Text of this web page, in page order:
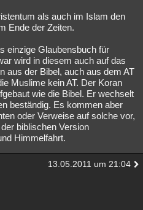
als auch im Islam den
Ende der Zeiten.
einzige Glaubensbuch für
wird in diesem auch auf das
aus der Bibel, auch aus dem AT
Muslime kein AT. Der Koran
wie die Bibel. Er wechselt
beständig. Es kommen aber
oder Verweise auf solche vor,
biblischen Version
Himmelfahrt.
13.05.2011 um 21:04